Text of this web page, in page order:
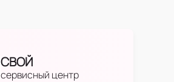
СВОЙ
сервисный центр